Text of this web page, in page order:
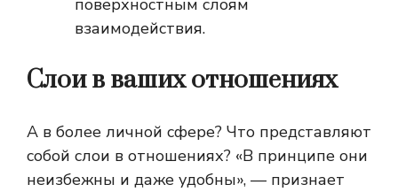
поверхностным слоям
взаимодействия.
Слои в ваших отношениях
А в более личной сфере? Что представляют
собой слои в отношениях? «В принципе они
неизбежны и даже удобны», — признает